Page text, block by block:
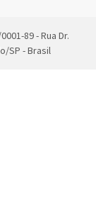
89 - Rua Dr.
SP - Brasil